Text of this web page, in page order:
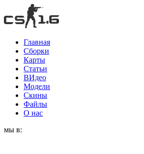
Главная
Сборки
Карты
Статьи
ВИдео
Модели
Скины
Файлы
О нас
мы в: